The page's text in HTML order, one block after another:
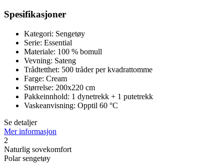
Spesifikasjoner
Kategori: Sengetøy
Serie: Essential
Materiale: 100 % bomull
Vevning: Sateng
Trådtetthet: 500 tråder per kvadrattomme
Farge: Cream
Størrelse: 200x220 cm
Pakkeinnhold: 1 dynetrekk + 1 putetrekk
Vaskeanvisning: Opptil 60 °C
Se detaljer
Mer informasjon
2
Naturlig sovekomfort
Polar sengetøy